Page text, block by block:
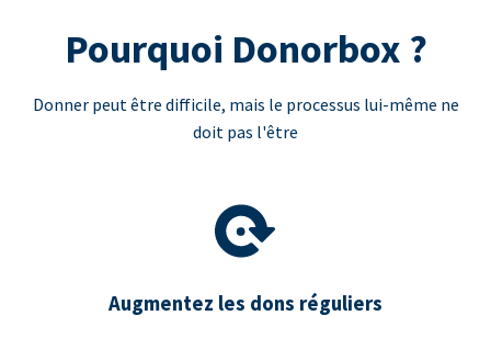
Pourquoi Donorbox ?
Donner peut être difficile, mais le processus lui-même ne
doit pas l'être
Augmentez les dons réguliers